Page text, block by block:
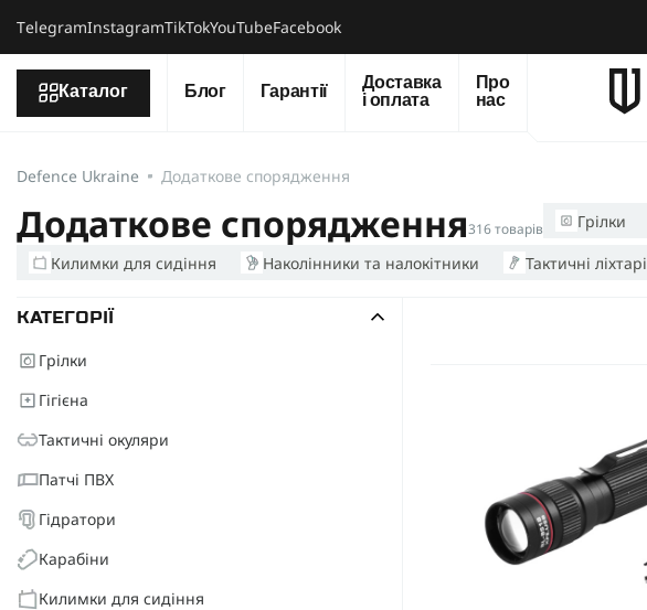
ТelegramInstagramTikTokYouTubeFacebook
Каталог Блог Гарантії
Доставка
і оплата
Про
нас
Defence Ukraine Додаткове спорядження
Додаткове спорядження316 товарів Грілки
Килимки для сидіння
Наколінники та налокітники Тактичні ліхтарі
КАТЕГОРІЇ
Грілки
Гігієна
Тактичні окуляри
Патчі ПВХ
Гідратори
Карабіни
Килимки для сидіння